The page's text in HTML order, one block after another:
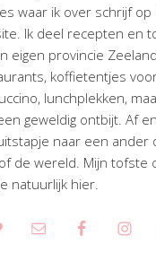
waar ik over schrijf op
Ik deel recepten en
eigen provincie
koffietentjes
lunchplekken,
geweldig ontbijt. Af
naar een ander
de wereld. Mijn tofste
natuurlijk hier.